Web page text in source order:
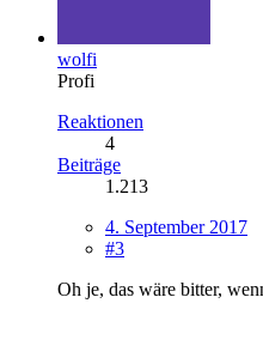
wolfi
Profi
Reaktionen
4
Beiträge
1.213
4. September 2017
#3
Oh je, das wäre bitter,